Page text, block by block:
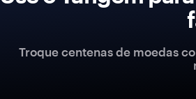
Troque centenas de moedas